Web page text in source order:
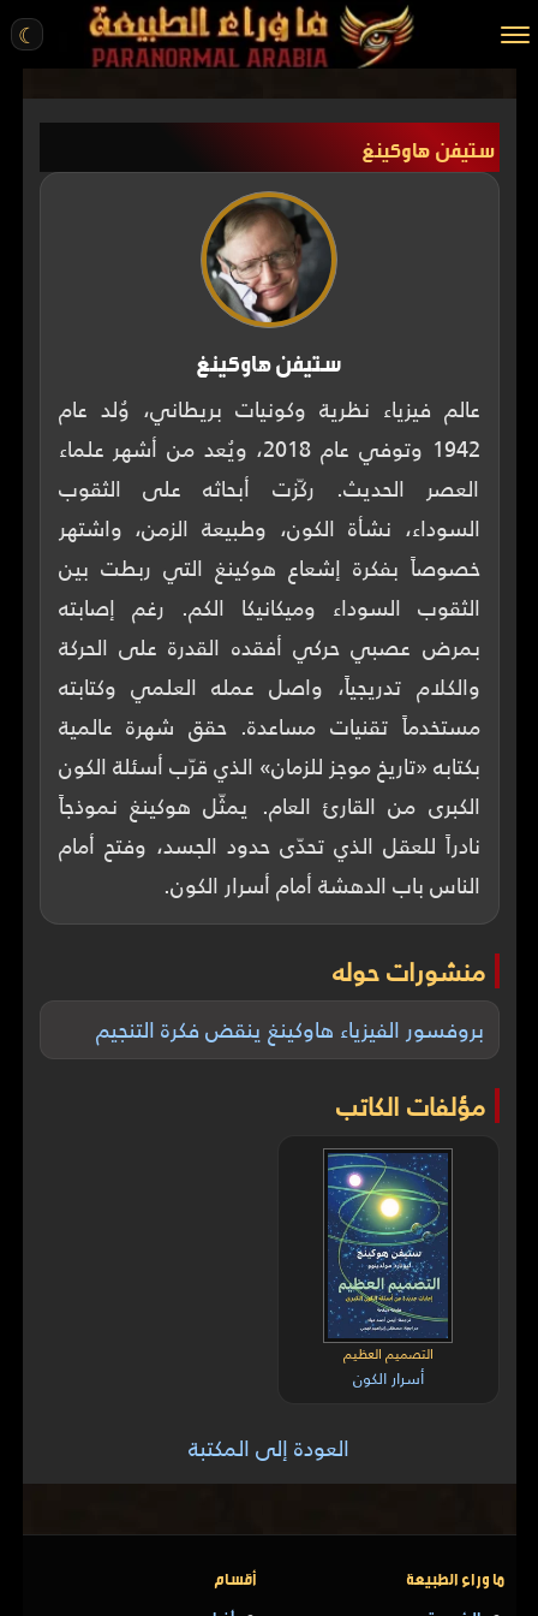
☾
الرئيسية
مقالات
عن الموقع
ENGLISH
ستيفن هاوكينغ
ستيفن هاوكينغ
عالم فيزياء نظرية وكونيات بريطاني، وُلد عام
1942 وتوفي عام 2018، ويُعد من أشهر علماء
العصر الحديث. ركّزت أبحاثه على الثقوب
السوداء، نشأة الكون، وطبيعة الزمن، واشتهر
خصوصاً بفكرة إشعاع هوكينغ التي ربطت بين
الثقوب السوداء وميكانيكا الكم. رغم إصابته
بمرض عصبي حركي أفقده القدرة على الحركة
والكلام تدريجياً، واصل عمله العلمي وكتابته
مستخدماً تقنيات مساعدة. حقق شهرة عالمية
بكتابه «تاريخ موجز للزمان» الذي قرّب أسئلة الكون
الكبرى من القارئ العام. يمثّل هوكينغ نموذجاً
نادراً للعقل الذي تحدّى حدود الجسد، وفتح أمام
الناس باب الدهشة أمام أسرار الكون.
منشورات حوله
بروفسور الفيزياء هاوكينغ ينقض فكرة التنجيم
مؤلفات الكاتب
التصميم العظيم
أسرار الكون
العودة إلى المكتبة
ما وراء الطبيعة أقسام